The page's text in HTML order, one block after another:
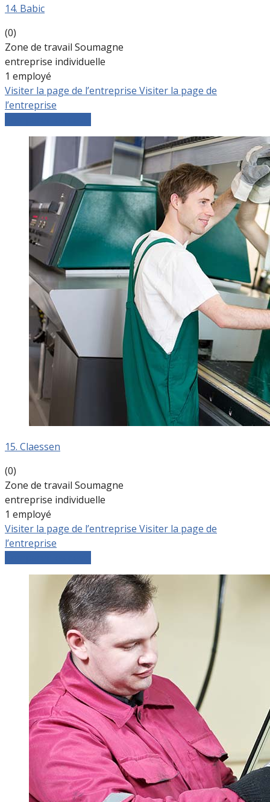
14. Babic
(0)
Zone de travail Soumagne
entreprise individuelle
1 employé
Visiter la page de l’entreprise Visiter la page de
l’entreprise
15. Claessen
(0)
Zone de travail Soumagne
entreprise individuelle
1 employé
Visiter la page de l’entreprise Visiter la page de
l’entreprise